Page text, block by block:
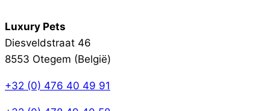
Luxury Pets
Diesveldstraat 46
8553 Otegem (België)
+32 (0) 476 40 49 91